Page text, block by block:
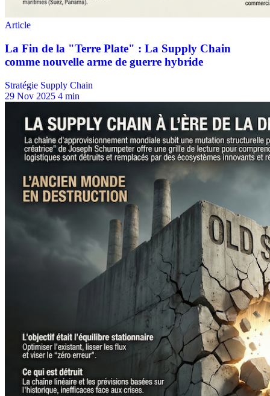
Stratégie Supply Chain
29 Nov 2025 4 min